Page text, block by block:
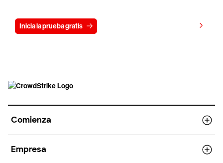
Inicia la prueba gratis
Comienza
Empresa